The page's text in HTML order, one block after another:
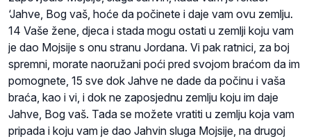
‘Jahve, Bog vaš, hoće da počinete i daje vam ovu zemlju.
14 Vaše žene, djeca i stada mogu ostati u zemlji koju vam
je dao Mojsije s onu stranu Jordana. Vi pak ratnici, za boj
spremni, morate naoružani poći pred svojom braćom da im
pomognete, 15 sve dok Jahve ne dade da počinu i vaša
braća, kao i vi, i dok ne zaposjednu zemlju koju im daje
Jahve, Bog vaš. Tada se možete vratiti u zemlju koja vam
pripada i koju vam je dao Jahvin sluga Mojsije, na drugoj